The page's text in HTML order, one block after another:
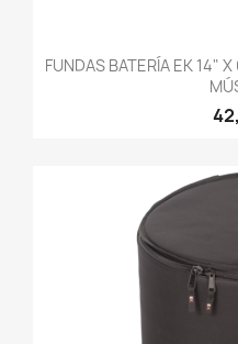
FUNDAS BATERÍA EK 14"